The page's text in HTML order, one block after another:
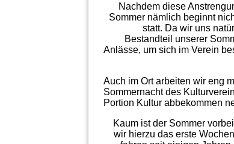
Nachdem diese
Sommer nämlich beginnt
statt. Da wir uns
Bestandteil unserer
Anlässe, um sich im Verein
Auch im Ort arbeiten wir eng
Sommernacht des
Portion Kultur abbekommen
Kaum ist der Sommer
wir hierzu das erste